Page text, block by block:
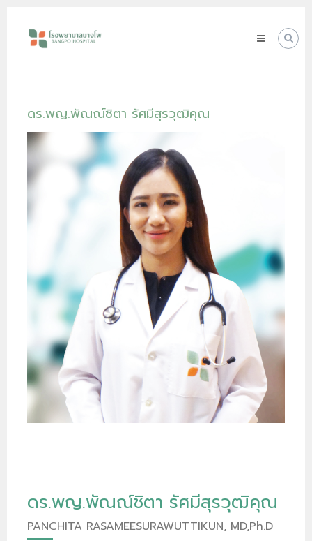
contentพยาบาล
Good
Health
ดร.พญ.พัณณ์ชิตา รัศมีสุรวุฒิคุณ
ดร.พญ.พัณณ์ชิตา รัศมีสุรวุฒิคุณ
PANCHITA RASAMEESURAWUTTIKUN, MD,Ph.D